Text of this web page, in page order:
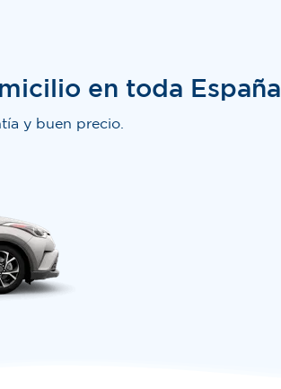
en toda España
y buen precio.